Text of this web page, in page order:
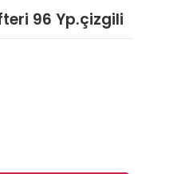
96 Yp.çizgili